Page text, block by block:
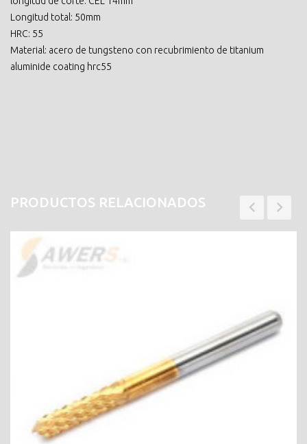
Longitud total: 50mm
HRC: 55
Material: acero de tungsteno con recubrimiento de titanium
aluminide coating hrc55
PRODUCTOS RELACIONADOS